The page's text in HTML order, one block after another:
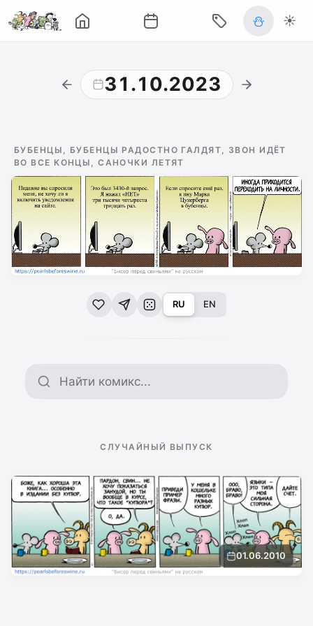
⛄ ☀️
31.10.2023
БУБЕНЦЫ, БУБЕНЦЫ РАДОСТНО ГАЛДЯТ, ЗВОН ИДЁТ
ВО ВСЕ КОНЦЫ, САНОЧКИ ЛЕТЯТ
RU EN
Поиск по архиву
СЛУЧАЙНЫЙ ВЫПУСК
01.06.2010